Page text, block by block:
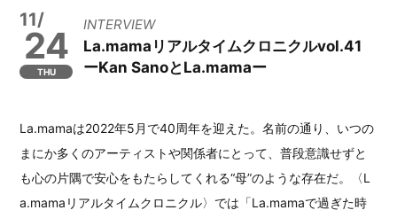
11/
24
THU
INTERVIEW
La.mamaリアルタイムクロニクルvol.41
ーKan SanoとLa.mamaー
La.mamaは2022年5月で40周年を迎えた。名前の通り、いつの
まにか多くのアーティストや関係者にとって、普段意識せずと
も心の片隅で安心をもたらしてくれる“母”のような存在だ。〈L
a.mamaリアルタイムクロニクル〉では「La.mamaで過ぎた時